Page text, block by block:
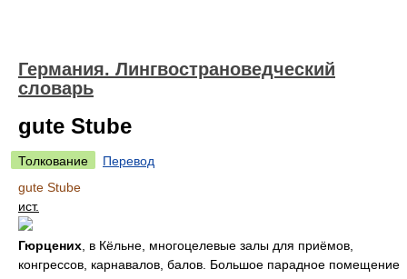
Германия. Лингвострановедческий
словарь
gute Stube
Толкование
Перевод
gute Stube
ист.
Гюрцених , в Кёльне, многоцелевые залы для приёмов,
конгрессов, карнавалов, балов. Большое парадное помещение